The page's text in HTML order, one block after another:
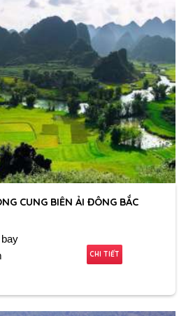
CUNG BIÊN ẢI ĐÔNG BẮC
CHI TIẾT